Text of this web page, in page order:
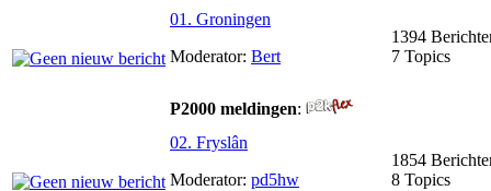
01. Groningen
Moderator: Bert
1394
7 Topics
P2000 meldingen:
02. Fryslân
Moderator: pd5hw
1854
8 Topics